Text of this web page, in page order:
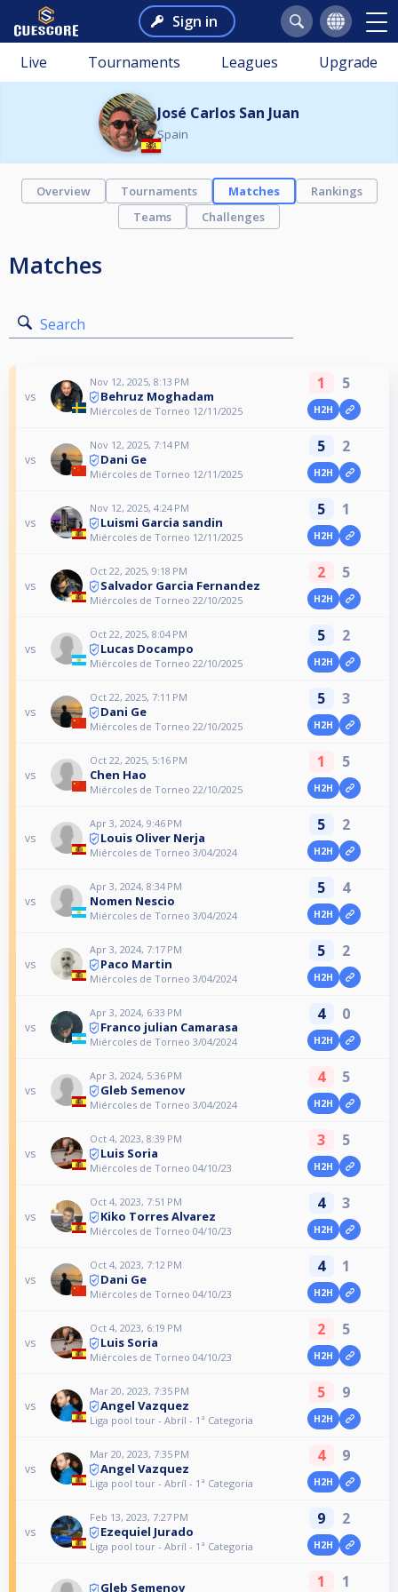
Sign in
Live Tournaments Leagues Upgrade
José Carlos San Juan
Spain
Overview Tournaments Matches
Rankings
Teams
Challenges
Matches
Search
vs
Nov 12, 2025, 8:13 PM
Behruz Moghadam
Miércoles de Torneo 12/11/2025
1 5
H2H
vs
Nov 12, 2025, 7:14 PM
Dani Ge
Miércoles de Torneo 12/11/2025
5 2
H2H
vs
Nov 12, 2025, 4:24 PM
Luismi Garcia sandin
Miércoles de Torneo 12/11/2025
5 1
H2H
vs
Oct 22, 2025, 9:18 PM
Salvador Garcia Fernandez
Miércoles de Torneo 22/10/2025
2 5
H2H
vs
Oct 22, 2025, 8:04 PM
Lucas Docampo
Miércoles de Torneo 22/10/2025
5 2
H2H
vs
Oct 22, 2025, 7:11 PM
Dani Ge
Miércoles de Torneo 22/10/2025
5 3
H2H
vs
Oct 22, 2025, 5:16 PM
Chen Hao
Miércoles de Torneo 22/10/2025
1 5
H2H
vs
Apr 3, 2024, 9:46 PM
Louis Oliver Nerja
Miércoles de Torneo 3/04/2024
5 2
H2H
vs
Apr 3, 2024, 8:34 PM
Nomen Nescio
Miércoles de Torneo 3/04/2024
5 4
H2H
vs
Apr 3, 2024, 7:17 PM
Paco Martin
Miércoles de Torneo 3/04/2024
5 2
H2H
vs
Apr 3, 2024, 6:33 PM
Franco julian Camarasa
Miércoles de Torneo 3/04/2024
4 0
H2H
vs
Apr 3, 2024, 5:36 PM
Gleb Semenov
Miércoles de Torneo 3/04/2024
4 5
H2H
vs
Oct 4, 2023, 8:39 PM
Luis Soria
Miércoles de Torneo 04/10/23
3 5
H2H
vs
Oct 4, 2023, 7:51 PM
Kiko Torres Alvarez
Miércoles de Torneo 04/10/23
4 3
H2H
vs
Oct 4, 2023, 7:12 PM
Dani Ge
Miércoles de Torneo 04/10/23
4 1
H2H
vs
Oct 4, 2023, 6:19 PM
Luis Soria
Miércoles de Torneo 04/10/23
2 5
H2H
vs
Mar 20, 2023, 7:35 PM
Angel Vazquez
Liga pool tour - Abríl - 1ª Categoria
5 9
H2H
vs
Mar 20, 2023, 7:35 PM
Angel Vazquez
Liga pool tour - Abríl - 1ª Categoria
4 9
H2H
vs
Feb 13, 2023, 7:27 PM
Ezequiel Jurado
Liga pool tour - Abríl - 1ª Categoria
9 2
H2H
Gleb Semenov 1 1